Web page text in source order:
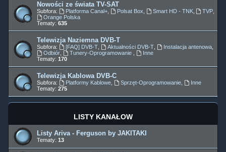
Nowości ze świata TV-SAT
Subfora: Platforma Canal+, Polsat Box Smart HD - TNK, TVP
Orange Polska
Tematy: 635
Telewizja Naziemna DVB-T
Subfora: [FAQ] DVB-T, Aktualności DVB-T, Instalacja antenowa,
Odbiór, Tunery-Oprogramowanie
Inne
Tematy: 170
Telewizja Kablowa DVB-C
Subfora: Platformy Kablowe, Sprzęt-Oprogramowanie,
Inne
Tematy: 275
LISTY KANAŁÓW
Listy Ariva - Ferguson by JAKITAKI
Tematy: 13